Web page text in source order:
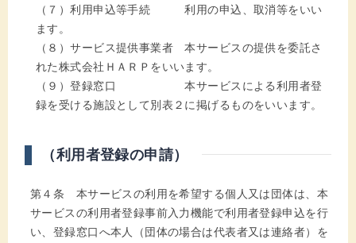
（７）利用申込等手続 利用の申込、取消等をいい
ます。
（８）サービス提供事業者 本サービスの提供を委託さ
れた株式会社ＨＡＲＰをいいます。
（９）登録窓口 本サービスによる利用者登
録を受ける施設として別表２に掲げるものをいいます。
（利用者登録の申請）
第４条 本サービスの利用を希望する個人又は団体は、本
サービスの利用者登録事前入力機能で利用者登録申込を行
い、登録窓口へ本人（団体の場合は代表者又は連絡者）を